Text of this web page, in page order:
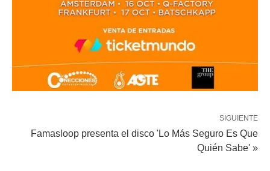
SIGUIENTE
Famasloop presenta el disco 'Lo Más Seguro Es Que
Quién Sabe' »